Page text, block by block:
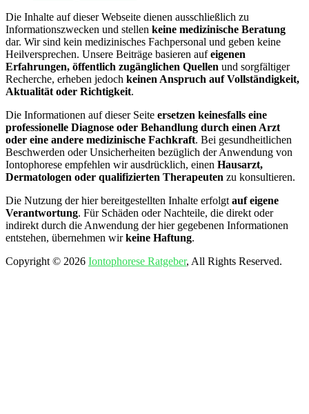
Die Inhalte auf dieser Webseite dienen ausschließlich zu
Informationszwecken und stellen keine medizinische Beratung
dar. Wir sind kein medizinisches Fachpersonal und geben keine
Heilversprechen. Unsere Beiträge basieren aufeigenen
Erfahrungen, öffentlich zugänglichen Quellen und sorgfältiger
Recherche, erheben jedoch keinen Anspruch auf Vollständigkeit,
Aktualität oder Richtigkeit.
Die Informationen auf dieser Seite ersetzen keinesfalls eine
professionelle Diagnose oder Behandlung durch einen Arzt
oder eine andere medizinische Fachkraft. Bei gesundheitlichen
Beschwerden oder Unsicherheiten bezüglich der Anwendung von
Iontophorese empfehlen wir ausdrücklich, einen Hausarzt,
Dermatologen oder qualifizierten Therapeuten zu konsultieren.
Die Nutzung der hier bereitgestellten Inhalte erfolgt auf eigene
Verantwortung. Für Schäden oder Nachteile, die direkt oder
indirekt durch die Anwendung der hier gegebenen Informationen
entstehen, übernehmen wirkeine Haftung.
Copyright © 2026 Iontophorese Ratgeber, All Rights Reserved.